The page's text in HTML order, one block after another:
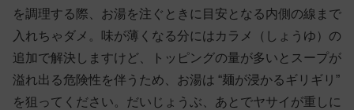
を調理する際、お湯を注ぐときに目安となる内側の線まで
入れちゃダメ。味が薄くなる分にはカラメ（しょうゆ）の
追加で解決しますけど、トッピングの量が多いとスープが
溢れ出る危険性を伴うため、お湯は “麺が浸かるギリギリ”
を狙ってください。だいじょうぶ、あとでヤサイが重しに